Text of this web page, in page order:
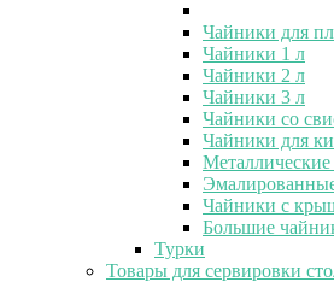
Чайники для
Чайники 1 л
Чайники 2 л
Чайники 3 л
Чайники со
Чайники для
Чайники с
Большие
Турки
Товары для сервировки